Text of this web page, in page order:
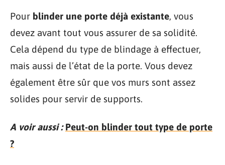
Pour blinder une porte déjà existante, vous
devez avant tout vous assurer de sa solidité.
Cela dépend du type de blindage à effectuer,
mais aussi de l’état de la porte. Vous devez
également être sûr que vos murs sont assez
solides pour servir de supports.
A voir aussi : Peut-on blinder tout type de porte
?